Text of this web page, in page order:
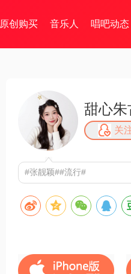
原创购买 音乐人 唱吧动态
甜心朱
关
#张靓颖##流行#